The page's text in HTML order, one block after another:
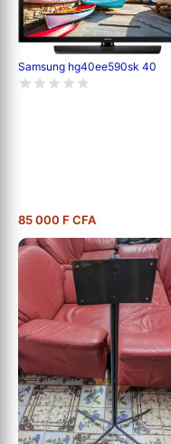
Samsung hg40ee590sk 40
85 000 F CFA